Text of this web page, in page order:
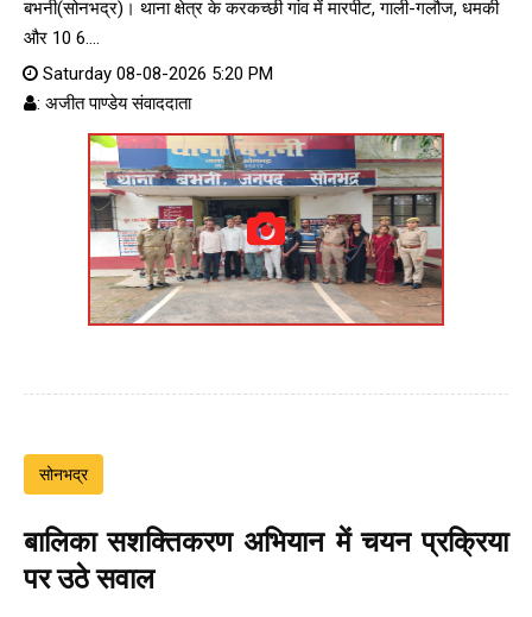
बभनी(सोनभद्र)। थाना क्षेत्र के करकच्छी गांव में मारपीट, गाली-गलौज, धमकी
और 10 6....
Saturday 08-08-2026 5:20 PM
: अजीत पाण्डेय संवाददाता
सोनभद्र
बालिका सशक्तिकरण अभियान में चयन प्रक्रिया
पर उठे सवाल